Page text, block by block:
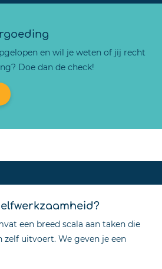
en wil je weten of jij recht
Doe dan de check!
een breed scala aan taken die
zelf uitvoert. We geven je een